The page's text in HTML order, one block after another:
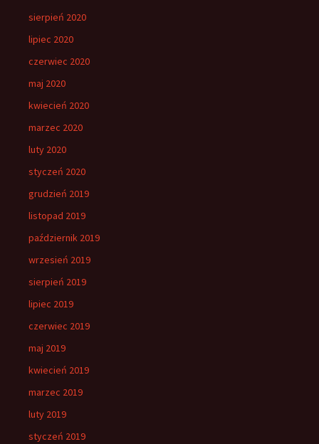
sierpień 2020
lipiec 2020
czerwiec 2020
maj 2020
kwiecień 2020
marzec 2020
luty 2020
styczeń 2020
grudzień 2019
listopad 2019
październik 2019
wrzesień 2019
sierpień 2019
lipiec 2019
czerwiec 2019
maj 2019
kwiecień 2019
marzec 2019
luty 2019
styczeń 2019